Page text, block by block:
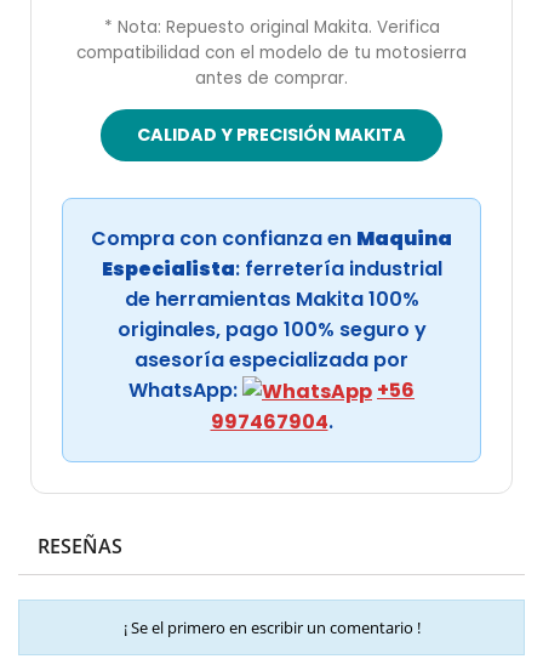
* Nota: Repuesto original Makita. Verifica
compatibilidad con el modelo de tu motosierra
antes de comprar.
CALIDAD Y PRECISIÓN MAKITA
Compra con confianza en Maquina
Especialista: ferretería industrial
de herramientas Makita 100%
originales, pago 100% seguro y
asesoría especializada por
WhatsApp:
+56
997467904.
RESEÑAS
¡ Se el primero en escribir un comentario !